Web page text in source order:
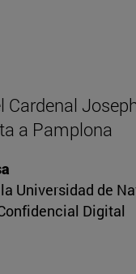
Cardenal
a Pamplona
Universidad de
Digital